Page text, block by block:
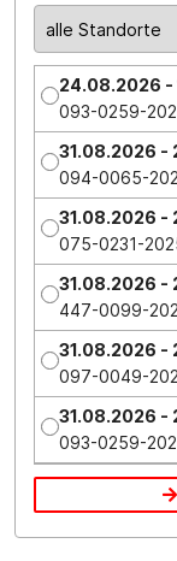
24.08.2026 -
093-0259-
31.08.2026 -
094-0065-
31.08.2026 -
075-0231-
31.08.2026 -
447-0099-
31.08.2026 -
097-0049-
31.08.2026 -
093-0259-